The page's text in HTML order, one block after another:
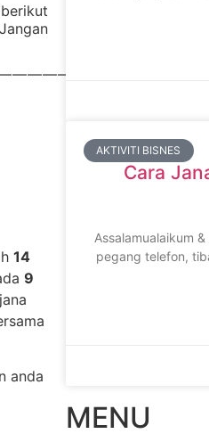
14
9
anda
AKTIVITI BISNES
Cara
Assalamualaikum
pegang telefon,
MENU